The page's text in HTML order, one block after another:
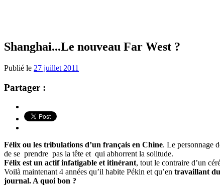
Shanghai...Le nouveau Far West ?
Publié le 27 juillet 2011
Partager :
Félix ou les tribulations d’un français en Chine. Le personnage
de se prendre pas la tête et qui abhorrent la solitude.
Félix est un actif infatigable et itinérant, tout le contraire d’un
Voilà maintenant 4 années qu’il habite Pékin et qu’en travaillant
journal. A quoi bon ?